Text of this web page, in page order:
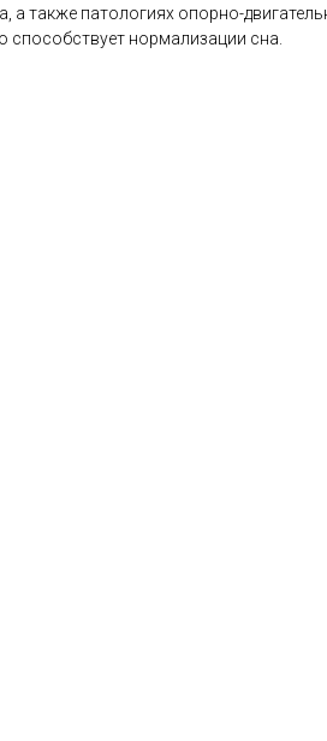
а также патологиях опорно-
способствует нормализации сна.